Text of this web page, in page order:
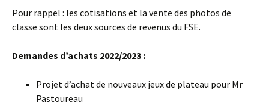
Pour rappel : les cotisations et la vente des photos de
classe sont les deux sources de revenus du FSE.
Demandes d’achats 2022/2023 :
Projet d’achat de nouveaux jeux de plateau pour Mr
Pastoureau